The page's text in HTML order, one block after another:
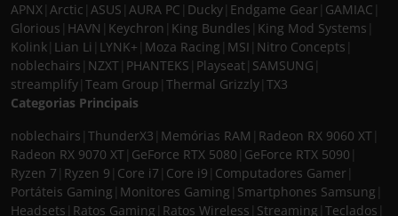
APNX Arctic ASUS AURA PC Ducky Endgame Gear GAMIAC
Glorious HAVN Keychron King Bundles King Mod Systems
Kolink Lian Li LYNK+ Moza Racing MSI Nitro Concepts
noblechairs NZXT PHANTEKS Playseat SAMSUNG
streamplify Team Group Thermal Grizzly TX3
Categorias Principais
noblechairs ThunderX3 Memórias RAM Radeon RX 9060 XT
Radeon RX 9070 XT GeForce RTX 5080 GeForce RTX 5090
Ryzen 7 Ryzen 9 Core i7 Core i9 Computadores Gamer
Portáteis Gaming Monitores Gaming Smartphones Samsung
Headsets Ratos Gaming Ratos Wireless Streaming Teclados